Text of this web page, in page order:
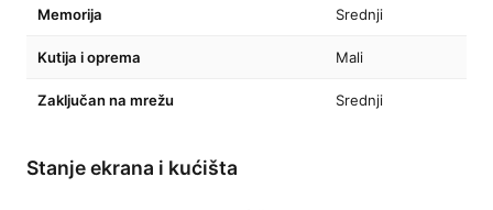
Memorija Srednji
Kutija i oprema Mali
Zaključan na mrežu Srednji
Stanje ekrana i kućišta